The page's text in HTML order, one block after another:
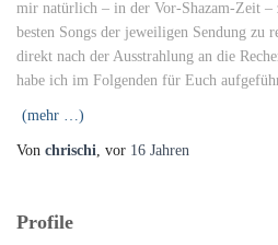
mir natürlich – in der Vor-Shazam-Zeit –
besten Songs der jeweiligen Sendung zu
direkt nach der Ausstrahlung an die
habe ich im Folgenden für Euch
(mehr …)
Von chrischi, vor 16 Jahren
Profile